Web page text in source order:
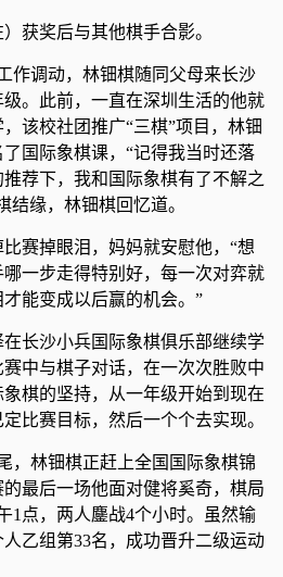
获奖后与其他棋手合影。
作调动，林钿棋随同父母来长沙
。此前，一直在深圳生活的他就
该校社团推广“三棋”项目，林钿
国际象棋课，“记得我当时还落
荐下，我和国际象棋有了不解之
结缘，林钿棋回忆道。
赛掉眼泪，妈妈就安慰他，“想
一步走得特别好，每一次对弈就
能变成以后赢的机会。”
长沙小兵国际象棋俱乐部继续学
中与棋子对话，在一次次胜败中
棋的坚持，从一年级开始到现在
比赛目标，然后一个个去实现。
，林钿棋正赶上全国国际象棋锦
最后一场他面对健将奚奇，棋局
1点，两人鏖战4个小时。虽然输
乙组第33名，成功晋升二级运动